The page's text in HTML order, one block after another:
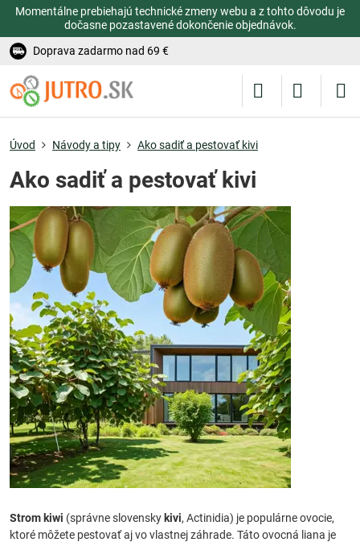
Momentálne prebiehajú technické zmeny webu a z tohto dôvodu je
dočasne pozastavené dokončenie objednávok.
Doprava zadarmo nad 69 €
Úvod Návody a tipy Ako sadiť a pestovať kivi
Ako sadiť a pestovať kivi
Strom kiwi (správne slovensky kivi, Actinidia) je populárne ovocie,
ktoré môžete pestovať aj vo vlastnej záhrade. Táto ovocná liana je